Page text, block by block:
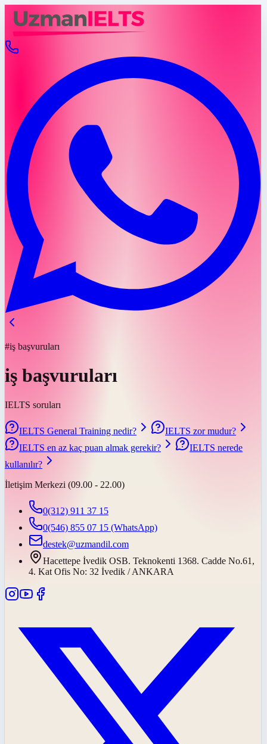
#iş başvuruları
iş başvuruları
IELTS soruları
IELTS General Training nedir?
IELTS zor mudur?
IELTS en az kaç puan almak gerekir?
IELTS nerede
kullanılır?
İletişim Merkezi (09.00 - 22.00)
0(312) 911 37 15
0(546) 855 07 15 (WhatsApp)
destek@uzmandil.com
Hacettepe İvedik OSB. Teknokenti 1368. Cadde No.61,
4. Kat Ofis No: 32 İvedik / ANKARA